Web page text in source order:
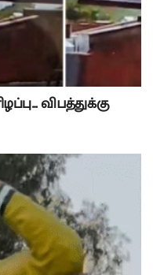
விபத்துக்கு